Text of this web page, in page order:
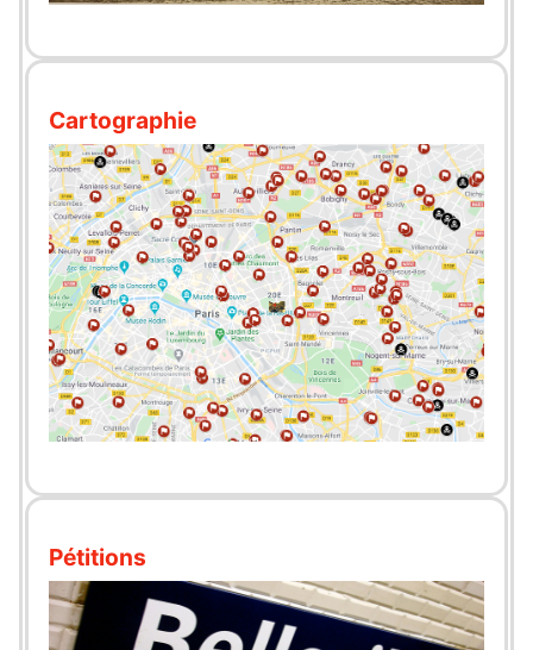
Cartographie
Pétitions